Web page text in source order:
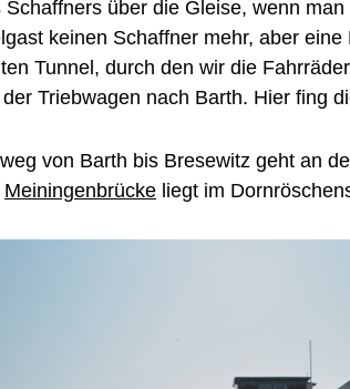
Schaffners über die Gleise, wenn
keinen Schaffner mehr, aber
Tunnel, durch den wir die
Triebwagen nach Barth. Hier fing
von Barth bis Bresewitz geht an
Meiningenbrücke liegt im